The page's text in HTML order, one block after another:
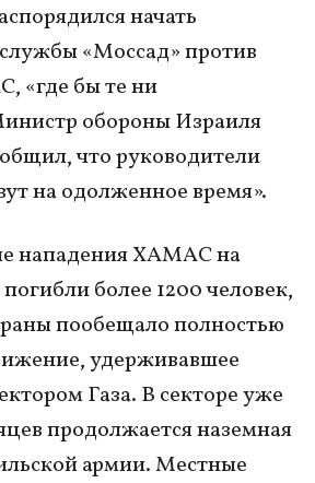
начать
«Моссад» против
«где бы те ни
обороны Израиля
что руководители
на одолженное время».
нападения ХАМАС на
более 1200 человек,
пообещало полностью
удерживавшее
Газа. В секторе уже
продолжается наземная
армии. Местные